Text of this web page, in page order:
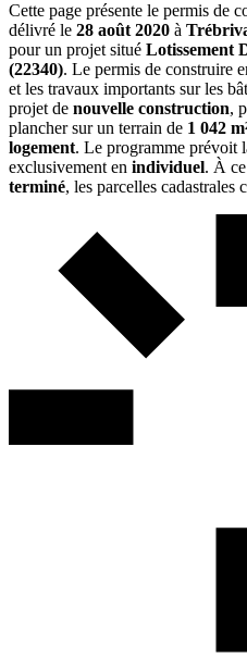
Cette page présente le permis de
délivré le 28 août 2020 à
pour un projet situé Lotissement
(22340). Le permis de construire
et les travaux importants sur les
projet de nouvelle construction,
plancher sur un terrain de 1 042
logement. Le programme prévoit
exclusivement en individuel. À
terminé, les parcelles cadastrales